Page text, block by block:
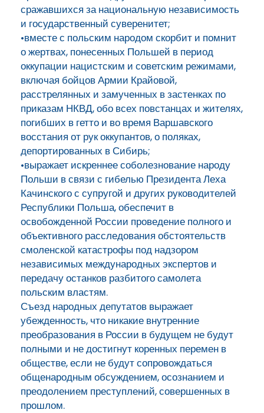
сражавшихся за национальную независимость
и государственный суверенитет;
•вместе с польским народом скорбит и помнит
о жертвах, понесенных Польшей в период
оккупации нацистским и советским режимами,
включая бойцов Армии Крайовой,
расстрелянных и замученных в застенках по
приказам НКВД, обо всех повстанцах и жителях,
погибших в гетто и во время Варшавского
восстания от рук оккупантов, о поляках,
депортированных в Сибирь;
•выражает искреннее соболезнование народу
Польши в связи с гибелью Президента Леха
Качинского с супругой и других руководителей
Республики Польша, обеспечит в
освобожденной России проведение полного и
объективного расследования обстоятельств
смоленской катастрофы под надзором
независимых международных экспертов и
передачу останков разбитого самолета
польским властям.
Съезд народных депутатов выражает
убежденность, что никакие внутренние
преобразования в России в будущем не будут
полными и не достигнут коренных перемен в
обществе, если не будут сопровождаться
общенародным обсуждением, осознанием и
преодолением преступлений, совершенных в
прошлом.